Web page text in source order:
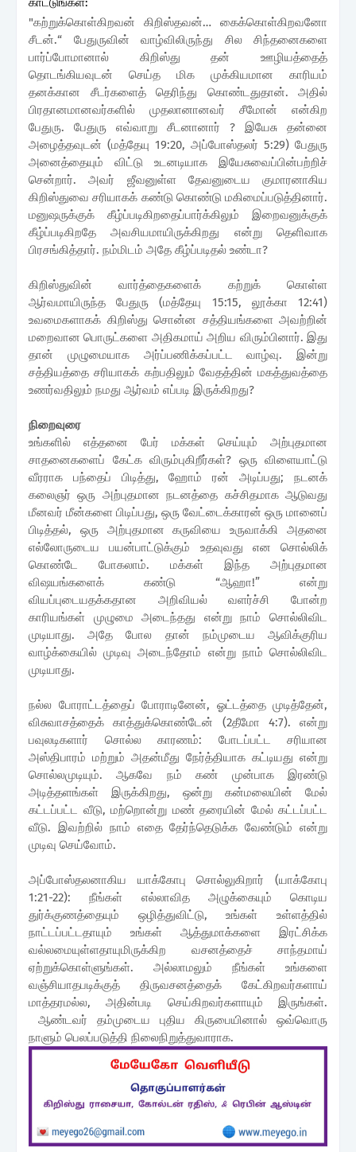
"கற்றுக்கொள்கிறவன்
கிறிஸ்தவன்…
கைக்கொள்கிறவனோ
சீடன்.“ பேதுருவின் வாழ்விலிருந்து சில
சிந்தனைகளை
பார்ப்போமானால்
கிறிஸ்து தன்
ஊழியத்தைத்
தொடங்கியவுடன் செய்த
மிக முக்கியமான
காரியம்
தனக்கான
சீடர்களைத் தெரிந்து
கொண்டதுதான். அதில்
பிரதானமானவர்களில்
முதலானானவர் சீமோன்
என்கிற
பேதுரு.
பேதுரு எவ்வாறு
சீடனானார் ? இயேசு தன்னை
அழைத்தவுடன் (மத்தேயு 19:20, அப்போஸ்தலர் 5:29) பேதுரு
அனைத்தையும் விட்டு
உடனடியாக
இயேசுவைப்பின்பற்றிச்
சென்றார். அவர்
ஜீவனுள்ள தேவனுடைய
குமாரனாகிய
கிறிஸ்துவை சரியாகக் கண்டு கொண்டு மகிமைப்படுத்தினார்.
மனுஷருக்குக்
கீழ்ப்படிகிறதைப்பார்க்கிலும் இறைவனுக்குக்
கீழ்ப்படிகிறதே
அவசியமாயிருக்கிறது
என்று தெளிவாக
பிரசங்கித்தார். நம்மிடம் அதே கீழ்ப்படிதல் உண்டா?
கிறிஸ்துவின் வார்த்தைகளைக் கற்றுக்
கொள்ள
ஆர்வமாயிருந்த பேதுரு
(மத்தேயு 15:15, லூக்கா 12:41)
உவமைகளாகக் கிறிஸ்து சொன்ன சத்தியங்களை அவற்றின்
மறைவான பொருட்களை அதிகமாய் அறிய விரும்பினார். இது
தான் முழுமையாக அர்ப்பணிக்கப்பட்ட வாழ்வு.
இன்று
சத்தியத்தை சரியாகக் கற்பதிலும் வேதத்தின் மகத்துவத்தை
உணர்வதிலும் நமது ஆர்வம் எப்படி இருக்கிறது?
நிறைவுரை
உங்களில் எத்தனை பேர் மக்கள் செய்யும் அற்புதமான
சாதனைகளைப் கேட்க விரும்புகிறீர்கள்? ஒரு விளையாட்டு
வீரராக பந்தைப் பிடித்து, ஹோம் ரன் அடிப்பது; நடனக்
கலைஞர் ஒரு அற்புதமான நடனத்தை கச்சிதமாக ஆடுவது
மீனவர் மீன்களை பிடிப்பது, ஒரு வேட்டைக்காரன் ஒரு மானைப்
பிடித்தல், ஒரு அற்புதமான கருவியை உருவாக்கி அதனை
எல்லோருடைய பயன்பாட்டுக்கும் உதவுவது என சொல்லிக்
கொண்டே போகலாம். மக்கள் இந்த அற்புதமான
விஷயங்களைக் கண்டு “ஆஹா!” என்று
வியப்புடையதக்கதான அறிவியல் வளர்ச்சி போன்ற
காரியங்கள் முழுமை அடைந்தது என்று நாம் சொல்லிவிட
முடியாது. அதே போல தான் நம்முடைய ஆவிக்குரிய
வாழ்க்கையில் முடிவு அடைந்தோம் என்று நாம் சொல்லிவிட
முடியாது.
நல்ல போராட்டத்தைப் போராடினேன், ஓட்டத்தை முடித்தேன்,
விசுவாசத்தைக் காத்துக்கொண்டேன் (2தீமோ 4:7). என்று
பவுலடிகளார் சொல்ல காரணம்: போடப்பட்ட சரியான
அஸ்திபாரம் மற்றும் அதன்மீது நேர்த்தியாக கட்டியது என்று
சொல்லமுடியும்.ஆகவே
நம் கண் முன்பாக இரண்டு
அடித்தளங்கள் இருக்கிறது, ஒன்று கன்மலையின் மேல்
கட்டப்பட்ட வீடு, மற்றொன்று மண் தரையின் மேல் கட்டப்பட்ட
வீடு. இவற்றில் நாம் எதை தேர்ந்தெடுக்க வேண்டும் என்று
முடிவு செய்வோம்.
அப்போஸ்தலனாகிய யாக்கோபு சொல்லுகிறார் (யாக்கோபு
1:21-22): நீங்கள் எல்லாவித அழுக்கையும் கொடிய
துர்க்குணத்தையும் ஒழித்துவிட்டு, உங்கள் உள்ளத்தில்
நாட்டப்பட்டதாயும் உங்கள் ஆத்துமாக்களை இரட்சிக்க
வல்லமையுள்ளதாயுமிருக்கிற வசனத்தைச் சாந்தமாய்
ஏற்றுக்கொள்ளுங்கள். அல்லாமலும் நீங்கள் உங்களை
வஞ்சியாதபடிக்குத் திருவசனத்தைக் கேட்கிறவர்களாய்
மாத்தரமல்ல, அதின்படி செய்கிறவர்களாயும் இருங்கள்.
ஆண்டவர் தம்முடைய புதிய கிருபையினால் ஒவ்வொரு
நாளும் பெலப்படுத்தி நிலைநிறுத்துவாராக.